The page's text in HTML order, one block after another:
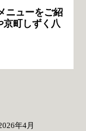
ニューをご紹
京町しずく八
年4月